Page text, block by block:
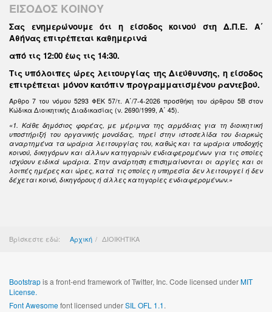
ΕΙΣΟΔΟΣ ΚΟΙΝΟΥ
Σας ενημερώνουμε ότι η είσοδος κοινού στη Δ.Π.Ε. Α΄
Αθήνας επιτρέπεται καθημερινά
από τις 12:00 έως τις 14:30.
Τις υπόλοιπες ώρες λειτουργίας της Διεύθυνσης, η είσοδος
επιτρέπεται μόνον κατόπιν προγραμματισμένου ραντεβού.
Άρθρο 7 του νόμου 5293 ΦΕΚ 57/τ. Α΄/7-4-2026 προσθήκη του άρθρου 5Β στον
Κώδικα Διοικητικής Διαδικασίας (ν. 2690/1999, Α΄ 45).
«1. Κάθε δημόσιος φορέας, με μέριμνα της αρμόδιας για τη διοικητική
υποστήριξή του οργανικής μονάδας, τηρεί στην ιστοσελίδα του διαρκώς
αναρτημένα τα ωράρια λειτουργίας του, καθώς και τα ωράρια υποδοχής
κοινού, δικηγόρων και άλλων κατηγοριών ενδιαφερομένων για τις οποίες
ισχύουν ειδικά ωράρια. Στην ανάρτηση επισημαίνονται οι αργίες και οι
λοιπές ημέρες και ώρες, κατά τις οποίες η υπηρεσία δεν λειτουργεί ή δεν
δέχεται κοινό, δικηγόρους ή άλλες κατηγορίες ενδιαφερομένων.»
Βρίσκεστε εδώ: Αρχική ΔΙΟΙΚΗΤΙΚΑ
Bootstrapis a front-end framework of Twitter, Inc. Code licensed underMIT
License.
Font Awesomefont licensed underSIL OFL 1.1.